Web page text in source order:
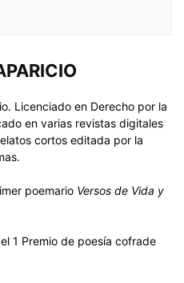
Licenciado en Derecho por la
en varias revistas digitales
cortos editada por la
poemario Versos de Vida y
1 Premio de poesía cofrade